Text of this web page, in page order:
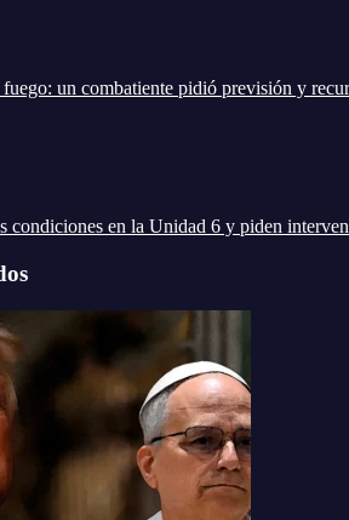
un combatiente pidió previsión y
condiciones en la Unidad 6 y piden